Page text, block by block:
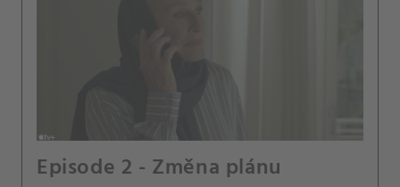
Episode 2 - Změna plánu